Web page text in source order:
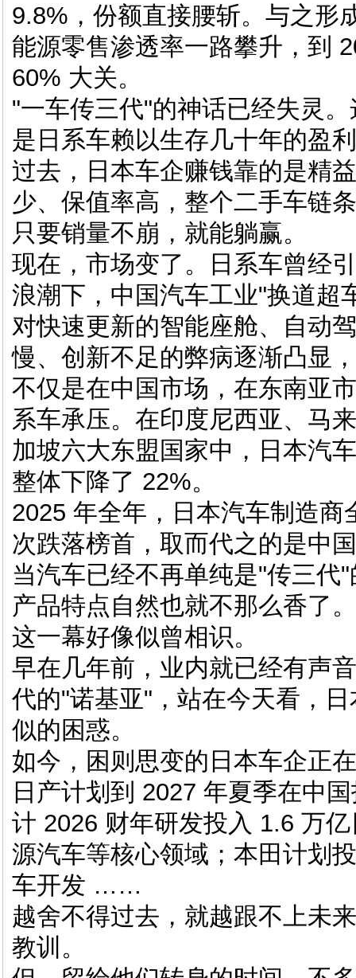
9.8%，份额直接腰斩。与之形
能源零售渗透率一路攀升，到
60% 大关。
"一车传三代"的神话已经失灵
是日系车赖以生存几十年的盈
过去，日本车企赚钱靠的是精
少、保值率高，整个二手车链
只要销量不崩，就能躺赢。
现在，市场变了。日系车曾经
浪潮下，中国汽车工业"换道超
对快速更新的智能座舱、自动
慢、创新不足的弊病逐渐凸显
不仅是在中国市场，在东南亚
系车承压。在印度尼西亚、马
加坡六大东盟国家中，日本汽
整体下降了 22%。
2025 年全年，日本汽车制造
次跌落榜首，取而代之的是中
当汽车已经不再单纯是"传三代
产品特点自然也就不那么香了。
这一幕好像似曾相识。
早在几年前，业内就已经有声
代的"诺基亚"，站在今天看，
似的困惑。
如今，困则思变的日本车企正
日产计划到 2027 年夏季在中
计 2026 财年研发投入 1.6 万
源汽车等核心领域；本田计划
车开发 ……
越舍不得过去，就越跟不上
教训。